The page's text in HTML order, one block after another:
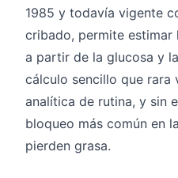
1985 y todavía vigente
cribado, permite estimar
a partir de la glucosa y
cálculo sencillo que rara
analítica de rutina, y sin
bloqueo más común en
pierden grasa.